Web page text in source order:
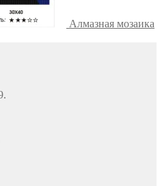
Алмазная мозаика